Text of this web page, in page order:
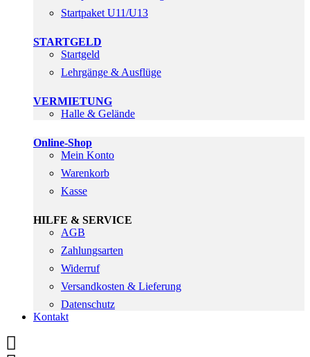
Startpaket U11/U13
STARTGELD
Startgeld
Lehrgänge & Ausflüge
VERMIETUNG
Halle & Gelände
Online-Shop
Mein Konto
Warenkorb
Kasse
HILFE & SERVICE
AGB
Zahlungsarten
Widerruf
Versandkosten & Lieferung
Datenschutz
Kontakt